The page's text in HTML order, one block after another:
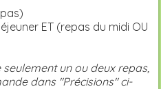
ET (repas du midi OU
un ou deux repas,
dans "Précisions" ci-